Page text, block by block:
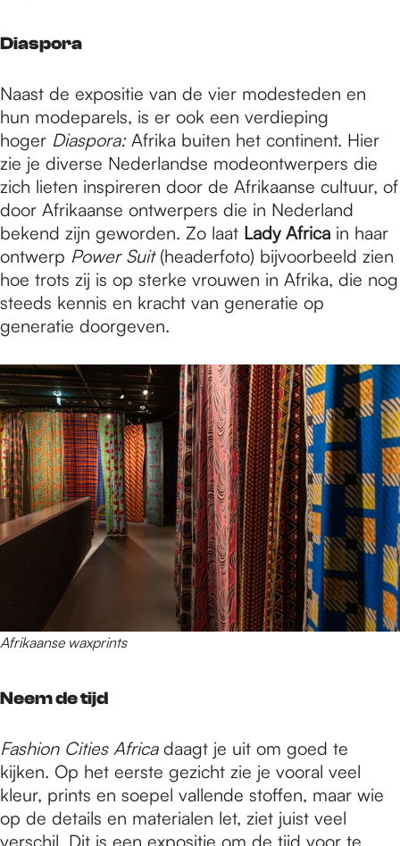
Diaspora
Naast de expositie van de vier modesteden en
hun modeparels, is er ook een verdieping
hoger Diaspora: Afrika buiten het continent. Hier
zie je diverse Nederlandse modeontwerpers die
zich lieten inspireren door de Afrikaanse cultuur, of
door Afrikaanse ontwerpers die in Nederland
bekend zijn geworden. Zo laat Lady Africa in haar
ontwerp Power Suit (headerfoto) bijvoorbeeld zien
hoe trots zij is op sterke vrouwen in Afrika, die nog
steeds kennis en kracht van generatie op
generatie doorgeven.
Afrikaanse waxprints
Neem de tijd
Fashion Cities Africa daagt je uit om goed te
kijken. Op het eerste gezicht zie je vooral veel
kleur, prints en soepel vallende stoffen, maar wie
op de details en materialen let, ziet juist veel
verschil. Dit is een expositie om de tijd voor te